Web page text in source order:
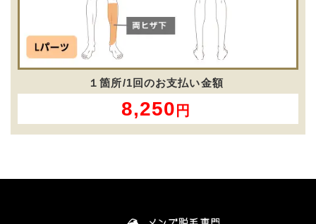
１箇所/1回のお支払い金額
8,250 円